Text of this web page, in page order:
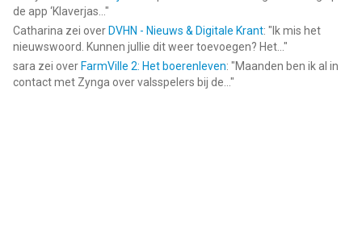
de app ‘Klaverjas... "
Catharina zei over DVHN - Nieuws & Digitale Krant: " Ik mis het
nieuwswoord. Kunnen jullie dit weer toevoegen? Het... "
sara zei over FarmVille 2: Het boerenleven: "Maanden ben ik al in
contact met Zynga over valsspelers bij de... "